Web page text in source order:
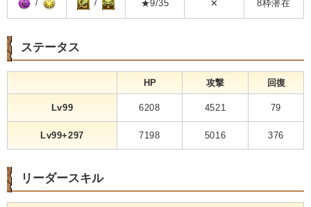
/ / ★9/35 ✕ 8枠潜在
ステータス
HP 攻撃 回復
Lv99 6208 4521 79
Lv99+297 7198 5016 376
リーダースキル